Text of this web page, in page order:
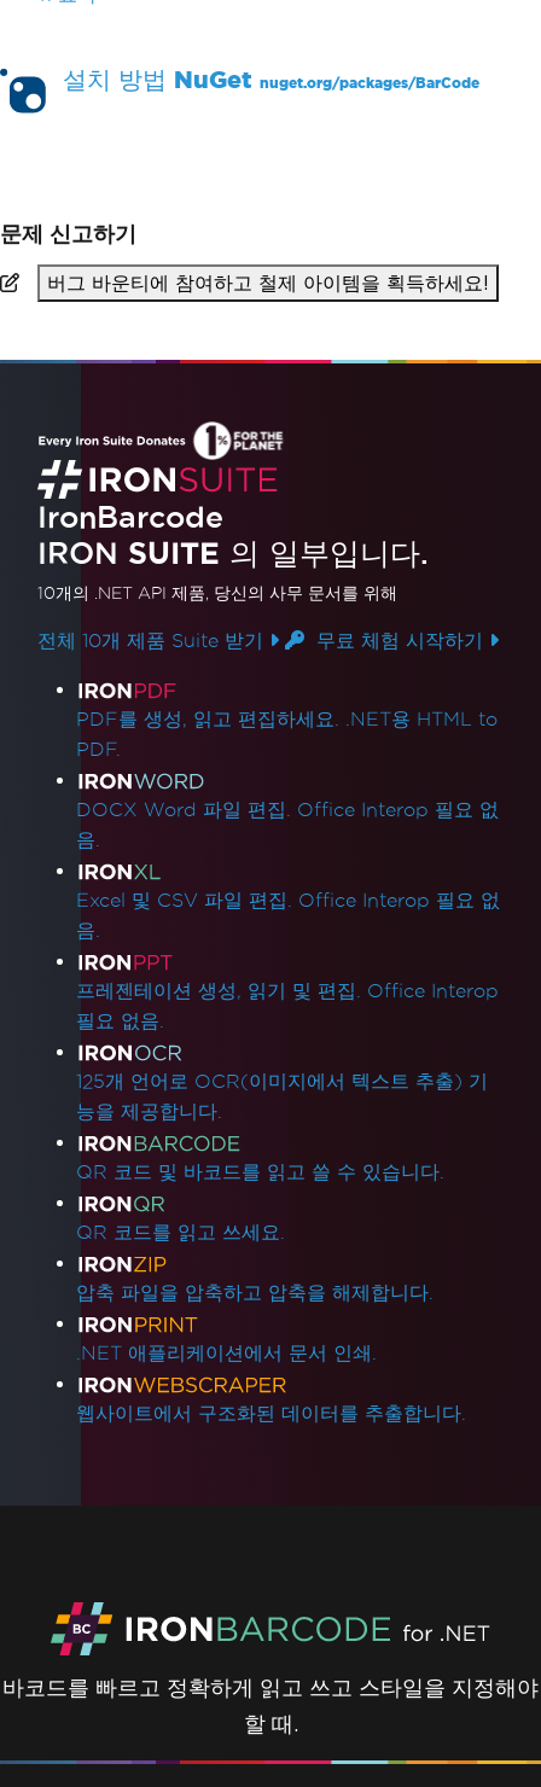
설치 방법 NuGet nuget.org/packages/BarCode
문제 신고하기
버그 바운티에 참여하고 철제 아이템을 획득하세요!
IronBarcode
IRON SUITE 의 일부입니다.
10개의 .NET API 제품, 당신의 사무 문서를 위해
전체 10개 제품 Suite 받기 무료 체험 시작하기
제품 링크
PDF를 생성, 읽고 편집하세요. .NET용 HTML to
PDF.
DOCX Word 파일 편집. Office Interop 필요 없
음.
Excel 및 CSV 파일 편집. Office Interop 필요 없
음.
프레젠테이션 생성, 읽기 및 편집. Office Interop
필요 없음.
125개 언어로 OCR(이미지에서 텍스트 추출) 기
능을 제공합니다.
QR 코드 및 바코드를 읽고 쓸 수 있습니다.
QR 코드를 읽고 쓰세요.
압축 파일을 압축하고 압축을 해제합니다.
.NET 애플리케이션에서 문서 인쇄.
웹사이트에서 구조화된 데이터를 추출합니다.
바코드를 빠르고 정확하게 읽고 쓰고 스타일을 지정해야
할 때.